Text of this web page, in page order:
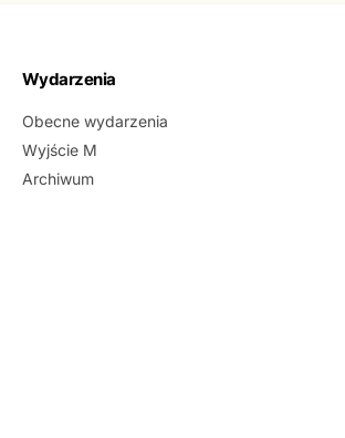
Wydarzenia
Obecne wydarzenia
Wyjście M
Archiwum